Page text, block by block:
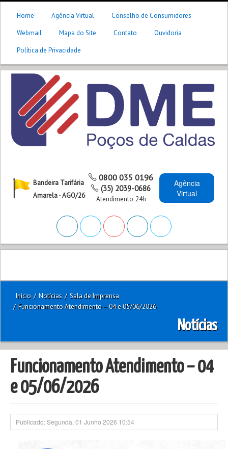
Home Agência Virtual
Conselho de Consumidores
Webmail
Mapa do Site Contato
Ouvidoria
Política de Privacidade
Bandeira Tarifária
Amarela - AGO/26
0800 035 0196
(35) 2039-0686
Atendimento 24h
Agência
Virtual
Início / Notícias / Sala de Imprensa
/ Funcionamento Atendimento – 04 e 05/06/2026
Notícias
Funcionamento Atendimento – 04
e 05/06/2026
Publicado: Segunda, 01 Junho 2026 10:54